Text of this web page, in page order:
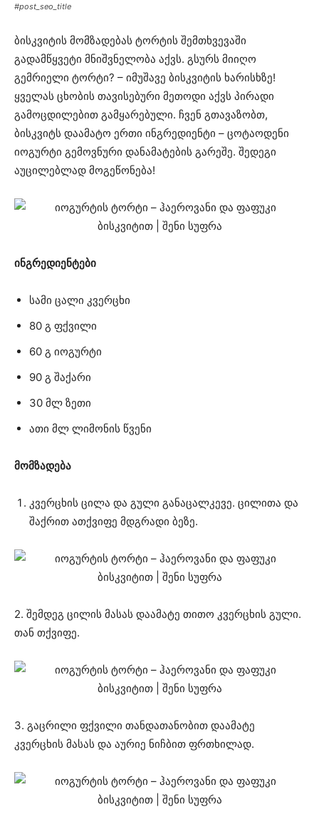
#post_seo_title
ბისკვიტის მომზადებას ტორტის შემთხვევაში
გადამწყვეტი მნიშვნელობა აქვს. გსურს მიიღო
გემრიელი ტორტი? – იმუშავე ბისკვიტის ხარისხზე!
ყველას ცხობის თავისებური მეთოდი აქვს პირადი
გამოცდილებით გამყარებული. ჩვენ გთავაზობთ,
ბისკვიტს დაამატო ერთი ინგრედიენტი – ცოტაოდენი
იოგურტი გემოვნური დანამატების გარეშე. შედეგი
აუცილებლად მოგეწონება!
ინგრედიენტები
სამი ცალი კვერცხი
80 გ ფქვილი
60 გ იოგურტი
90 გ შაქარი
30 მლ ზეთი
ათი მლ ლიმონის წვენი
მომზადება
კვერცხის ცილა და გული განაცალკევე. ცილითა და
შაქრით ათქვიფე მდგრადი ბეზე.
2. შემდეგ ცილის მასას დაამატე თითო კვერცხის გული.
თან თქვიფე.
3. გაცრილი ფქვილი თანდათანობით დაამატე
კვერცხის მასას და აურიე ნიჩბით ფრთხილად.